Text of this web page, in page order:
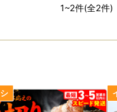
代市へお申し込みいただき
1~2件(全2件)